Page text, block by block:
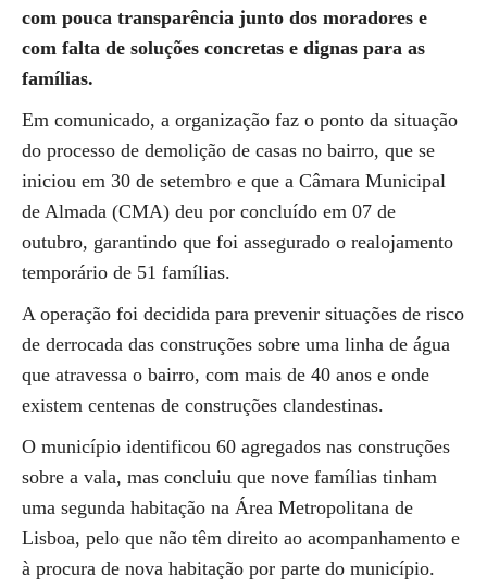
com pouca transparência junto dos moradores e
com falta de soluções concretas e dignas para as
famílias.
Em comunicado, a organização faz o ponto da situação
do processo de demolição de casas no bairro, que se
iniciou em 30 de setembro e que a Câmara Municipal
de Almada (CMA) deu por concluído em 07 de
outubro, garantindo que foi assegurado o realojamento
temporário de 51 famílias.
A operação foi decidida para prevenir situações de risco
de derrocada das construções sobre uma linha de água
que atravessa o bairro, com mais de 40 anos e onde
existem centenas de construções clandestinas.
O município identificou 60 agregados nas construções
sobre a vala, mas concluiu que nove famílias tinham
uma segunda habitação na Área Metropolitana de
Lisboa, pelo que não têm direito ao acompanhamento e
à procura de nova habitação por parte do município.